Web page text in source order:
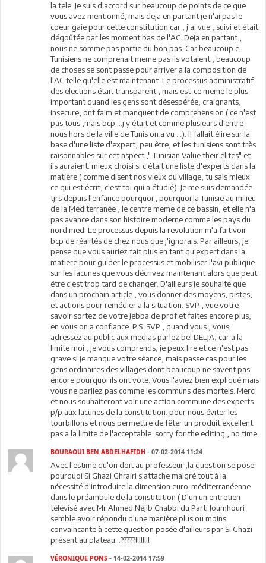
la tele. Je suis d'accord sur beaucoup de points de ce que
vous avez mentionné, mais deja en partant je n'ai pas le
coeur gaie pour cette constitution car , j'ai vue , suivi et était
dégoûtée par les moment bas de l'AC. Deja en partant ,
nous ne somme pas partie du bon pas. Car beaucoup e
Tunisiens ne comprenait meme pas ils votaient , beaucoup
de choses se sont passe pour arriver a la composition de
l'AC telle qu'elle est maintenant. Le processus administratif
des elections était transparent , mais est-ce meme le plus
important quand les gens sont désespérée, craignants,
insecure, ont faim et manquent de comprehension ( ce n'est
pas tous ,mais bcp ...j'y était et comme plusieurs d'entre
nous hors de la ville de Tunis on a vu ...). Il fallait élire sur la
base d'une liste d'expert, peu être, et les tunisiens sont très
raisonnables sur cet aspect ," Tunisian Value their elites" et
ils auraient. mieux choisi si c'était une liste d'experts dans la
matière ( comme disent nos vieux du village, tu sais mieux
ce qui est écrit, c'est toi qui a étudié). Je me suis demandée
tjrs depuis l'enfance pourquoi , pourquoi la Tunisie au milieu
de la Méditerranée , le centre meme de ce bassin, et elle n'a
pas avance dans son histoire moderne comme les pays du
nord med. Le processus depuis la revolution m'a fait voir
bcp de réalités de chez nous que j'ignorais. Par ailleurs, je
pense que vous auriez fait plus en tant qu'expert dans la
matiere pour guider le processus et mobiliser l'avi publique
sur les lacunes que vous décrivez maintenant alors que peut
être c'est trop tard de changer. D'ailleurs je souhaite que
dans un prochain article , vous donner des moyens, pistes,
et actions pour remédier a la situation. SVP , vue votre
savoir sortez de votre jebba de prof et faites encore plus,
en vous on a confiance. P.S. SVP , quand vous , vous
adressez au public aux medias parlez bel DELJA; car a la
limite moi , je vous comprends, je peux lire et ce n'est pas
grave si je manque votre séance, mais passe cas pour les
gens ordinaires des villages dont beaucoup ne savent pas
encore pourquoi ils ont vote. Vous l'aviez bien expliqué mais
vous ne parliez pas comme les communs des mortels. Merci
et nous souhaiteront voir une action commune des experts
p/p aux lacunes de la constitution. pour nous éviter les
tourbillons et nous permettre de fêter un produit excellent
pas a la limite de l'acceptable. sorry for the editing , no time
BOURAOUI BEN ABDELHAFIDH - 07-02-2014 11:24
Avec l'estime qu'on doit au professeur ,la question se pose
pourquoi Si Ghazi Ghrairi s'attache malgré tout à la
nécessité d'introduire la dimension euro-méditerranéenne
dans le préambule de la constitution ( D'un un entretien
télévisé avec Mr Ahmed Néjib Chabbi du Parti Joumhouri
semble avoir répondu d'une manière plus ou moins
convaincante à cette question posée d'ailleurs par Si Ghazi
présent au plateau...?????!!!!!!!!
VÉRONIQUE PONS- 14-02-2014 17:59